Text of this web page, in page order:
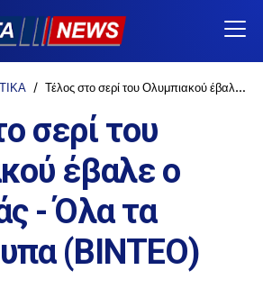
Τέλος στο σερί του Ολυμπιακού έβαλε ο Πλατανιάς - Όλα τα στιγμιότυπα (ΒΙΝΤΕΟ)
σερί του
έβαλε ο
- Όλα τα
(ΒΙΝΤΕΟ)